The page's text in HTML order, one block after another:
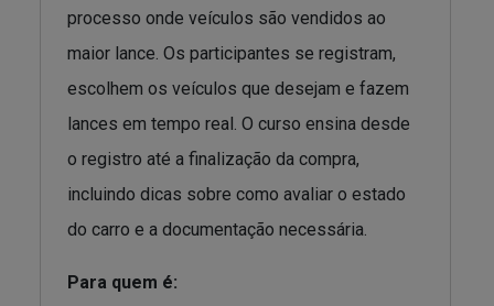
processo onde veículos são vendidos ao
maior lance. Os participantes se registram,
escolhem os veículos que desejam e fazem
lances em tempo real. O curso ensina desde
o registro até a finalização da compra,
incluindo dicas sobre como avaliar o estado
do carro e a documentação necessária.
Para quem é: